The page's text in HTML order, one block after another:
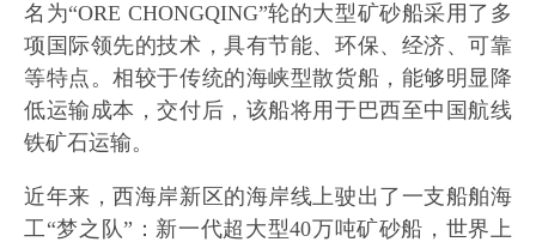
名为“ORE CHONGQING”轮的大型矿砂船采用了多
项国际领先的技术，具有节能、环保、经济、可靠
等特点。相较于传统的海峡型散货船，能够明显降
低运输成本，交付后，该船将用于巴西至中国航线
铁矿石运输。
近年来，西海岸新区的海岸线上驶出了一支船舶海
工“梦之队”：新一代超大型40万吨矿砂船，世界上